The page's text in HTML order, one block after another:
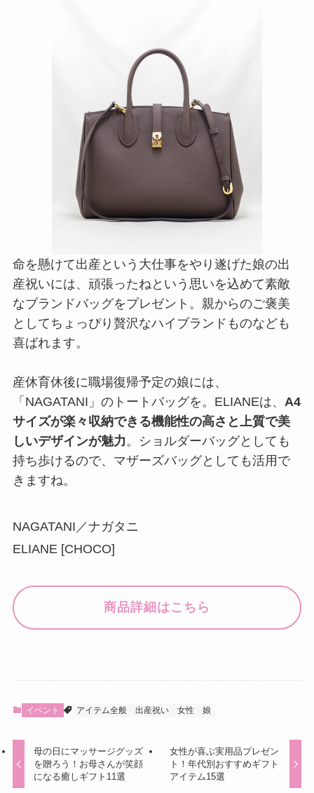
命を懸けて出産という大仕事をやり遂げた娘の出
産祝いには、頑張ったねという思いを込めて素敵
なブランドバッグをプレゼント。親からのご褒美
としてちょっぴり贅沢なハイブランドものなども
喜ばれます。
産休育休後に職場復帰予定の娘には、
「NAGATANI」のトートバッグを。ELIANEは、 A4
サイズが楽々収納できる機能性の高さと上質で美
しいデザインが魅力。ショルダーバッグとしても
持ち歩けるので、マザーズバッグとしても活用で
きますね。
NAGATANI／ナガタニ
ELIANE [CHOCO]
商品詳細はこちら
イベント アイテム全般 出産祝い 女性 娘
母の日にマッサージグッズ
を贈ろう！お母さんが笑顔
になる癒しギフト11選
女性が喜ぶ実用品プレゼン
ト！年代別おすすめギフト
アイテム15選